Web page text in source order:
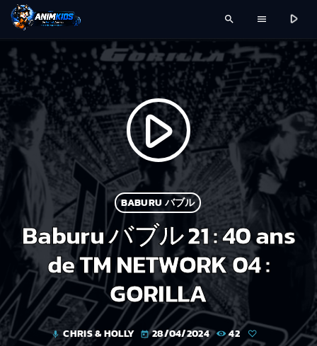
search menu play_arrow
play_arrow
BABURU バブル
Baburu バブル 21 : 40 ans
de TM NETWORK 04 :
GORILLA
mic CHRIS & HOLLY today 28/04/2024 42